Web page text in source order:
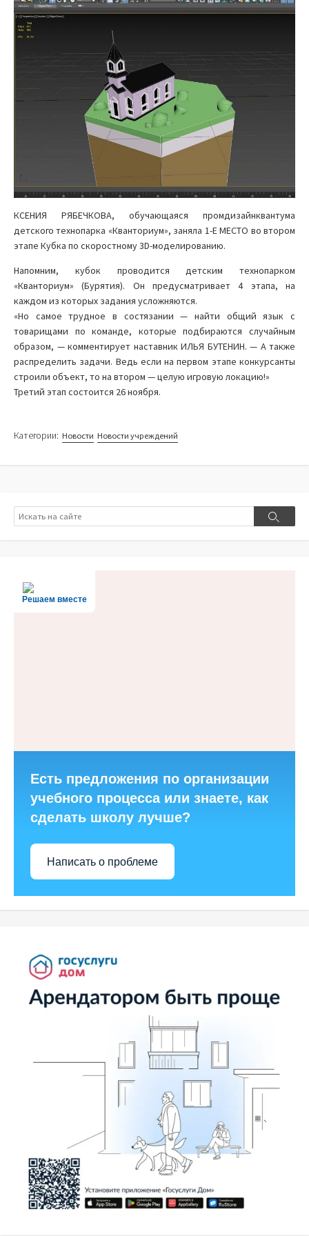
КСЕНИЯ РЯБЕЧКОВА, обучающаяся промдизайнквантума
детского технопарка «Кванториум», заняла 1-Е МЕСТО во втором
этапе Кубка по скоростному 3D-моделированию.
Напомним, кубок проводится детским технопарком
«Кванториум» (Бурятия). Он предусматривает 4 этапа, на
каждом из которых задания усложняются.
«Но самое трудное в состязании — найти общий язык с
товарищами по команде, которые подбираются случайным
образом, — комментирует наставник ИЛЬЯ БУТЕНИН. — А также
распределить задачи. Ведь если на первом этапе конкурсанты
строили объект, то на втором — целую игровую локацию!»
Третий этап состоится 26 ноября.
Категории: Новости Новости учреждений
Поиск
Поиск
Решаем вместе
Есть предложения по организации
учебного процесса или знаете, как
сделать школу лучше?
Написать о проблеме